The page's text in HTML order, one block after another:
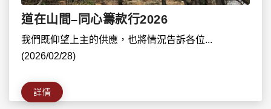
道在山間–同心籌款行2026
我們既仰望上主的供應，也將情況告訴各位...
(2026/02/28)
詳情